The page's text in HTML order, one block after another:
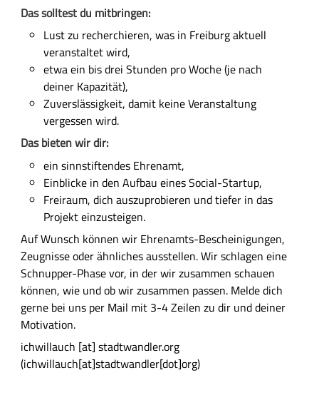
Das solltest du mitbringen:
Lust zu recherchieren, was in Freiburg aktuell
veranstaltet wird,
etwa ein bis drei Stunden pro Woche (je nach
deiner Kapazität),
Zuverslässigkeit, damit keine Veranstaltung
vergessen wird.
Das bieten wir dir:
ein sinnstiftendes Ehrenamt,
Einblicke in den Aufbau eines Social-Startup,
Freiraum, dich auszuprobieren und tiefer in das
Projekt einzusteigen.
Auf Wunsch können wir Ehrenamts-Bescheinigungen,
Zeugnisse oder ähnliches ausstellen. Wir schlagen eine
Schnupper-Phase vor, in der wir zusammen schauen
können, wie und ob wir zusammen passen. Melde dich
gerne bei uns per Mail mit 3-4 Zeilen zu dir und deiner
Motivation.
ichwillauch [at] stadtwandler.org
(ichwillauch[at]stadtwandler[dot]org)